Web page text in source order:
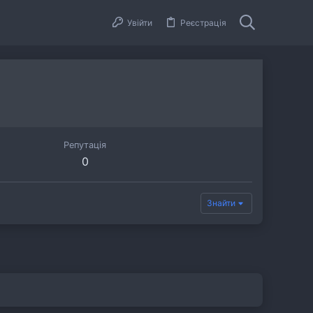
Увійти Реєстрація
Репутація
0
Знайти